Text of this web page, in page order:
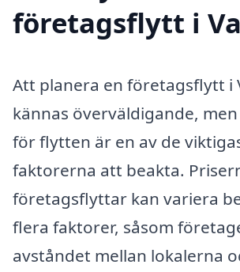
företagsflytt i
Att planera en företagsflytt i
kännas överväldigande,
för flytten är en av de
faktorerna att beakta.
företagsflyttar kan variera
flera faktorer, såsom
avståndet mellan lokalerna